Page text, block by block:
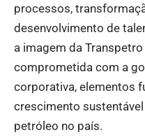
processos,
desenvolvimento de
a imagem da
comprometida com a
corporativa, elementos
crescimento
petróleo no país.